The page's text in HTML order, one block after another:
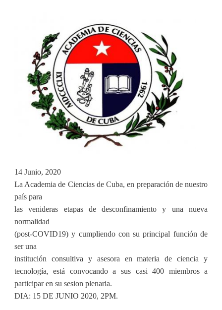
14 Junio, 2020
La Academia de Ciencias de Cuba, en preparación de nuestro
país para
las venideras etapas de desconfinamiento y una nueva
normalidad
(post-COVID19) y cumpliendo con su principal función de
ser una
institución consultiva y asesora en materia de ciencia y
tecnología, está convocando a sus casi 400 miembros a
participar en su sesion plenaria.
DIA: 15 DE JUNIO 2020, 2PM.